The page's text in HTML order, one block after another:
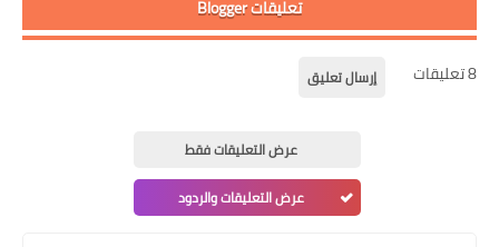
تعليقات Blogger
8 تعليقات إرسال تعليق
عرض التعليقات فقط
عرض التعليقات والردود